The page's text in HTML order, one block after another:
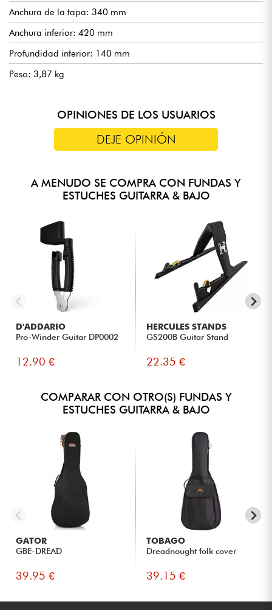
Anchura de la tapa: 340 mm
Anchura inferior: 420 mm
Profundidad interior: 140 mm
Peso: 3,87 kg
OPINIONES DE LOS USUARIOS
DEJE OPINIÓN
A MENUDO SE COMPRA CON FUNDAS Y
ESTUCHES GUITARRA & BAJO
D'ADDARIO
Pro-Winder Guitar DP0002
12.90 €
HERCULES STANDS
GS200B Guitar Stand
22.35 €
COMPARAR CON OTRO(S) FUNDAS Y
ESTUCHES GUITARRA & BAJO
GATOR
GBE-DREAD
39.95 €
TOBAGO
Dreadnought folk cover
39.15 €